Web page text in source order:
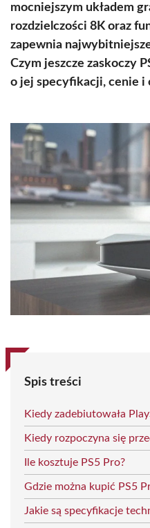
mocniejszym układem
rozdzielczości 8K oraz
zapewnia
Czym jeszcze zaskoczy
o jej specyfikacji, cenie
Spis treści
Kiedy zadebiutowała
Kiedy rozpoczyna się
Ile kosztuje PS5 Pro?
Gdzie można kupić PS5
Jakie są specyfikacje